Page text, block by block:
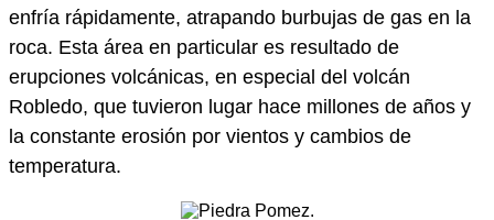
enfría rápidamente, atrapando burbujas de gas en la
roca. Esta área en particular es resultado de
erupciones volcánicas, en especial del volcán
Robledo, que tuvieron lugar hace millones de años y
la constante erosión por vientos y cambios de
temperatura.